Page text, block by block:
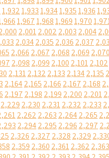
1,9321,9331,9341,9351,936
1,9671,9681,9691,970
2,0012,002 2,003 2,004
2,0342,035 2,036 2,037
2,066 2,067 2,068 2,069 2,070
2,098 2,099 2,100 2,1012,102
2,1312,132 2,133 2,1342,135
2,1642,165 2,166 2,167 2,168
2,197 2,198 2,199 2,200 2,201
2,229 2,230 2,2312,232 2,233
2,262 2,263 2,2642,265
2,2942,295 2,296 2,297
2,326 2,327 2,328 2,329
2,359 2,360 2,3612,362 2,363